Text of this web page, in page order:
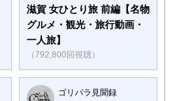
滋賀 女ひとり旅 前編【名物
グルメ・観光・旅行動画・
一人旅】
（792,800回視聴）
ゴリパラ見聞録